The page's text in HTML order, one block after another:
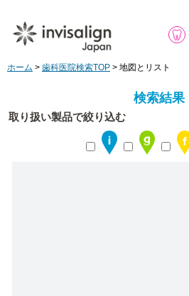
ホーム > 歯科医院検索TOP > 地図とリスト
検索結果
取り扱い製品で絞り込む